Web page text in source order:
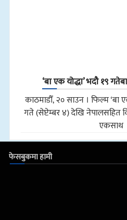
‘बा एक योद्धा’ भदौ १९
काठमाडौँ, २० साउन । फिल्म ‘बा
गते (सेप्टेम्बर ४) देखि नेपालसहित
एकसाथ
फेसबुकमा हामी